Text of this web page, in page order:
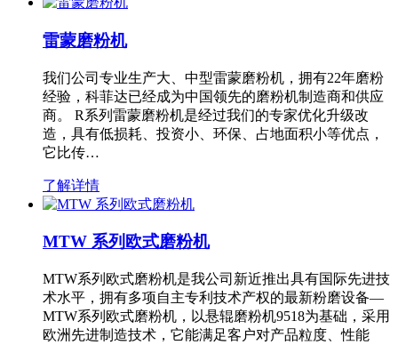
雷蒙磨粉机
我们公司专业生产大、中型雷蒙磨粉机，拥有22年磨粉
经验，科菲达已经成为中国领先的磨粉机制造商和供应
商。 R系列雷蒙磨粉机是经过我们的专家优化升级改
造，具有低损耗、投资小、环保、占地面积小等优点，
它比传…
了解详情
MTW 系列欧式磨粉机
MTW系列欧式磨粉机是我公司新近推出具有国际先进技
术水平，拥有多项自主专利技术产权的最新粉磨设备—
MTW系列欧式磨粉机，以悬辊磨粉机9518为基础，采用
欧洲先进制造技术，它能满足客户对产品粒度、性能